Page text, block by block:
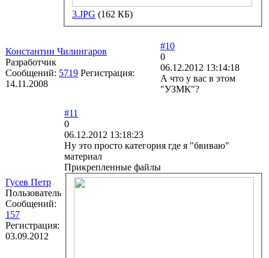
3.JPG (162 КБ)
Константин Чилингаров
Разработчик
Сообщений: 5719 Регистрация:
14.11.2008
#10
0
06.12.2012 13:14:18
А что у вас в этом
"УЗМК"?
Гусев Петр
Пользователь
Сообщений:
157
Регистрация:
03.09.2012
#11
0
06.12.2012 13:18:23
Ну это просто категория где я "бвиваю"
материал
Прикрепленные файлы